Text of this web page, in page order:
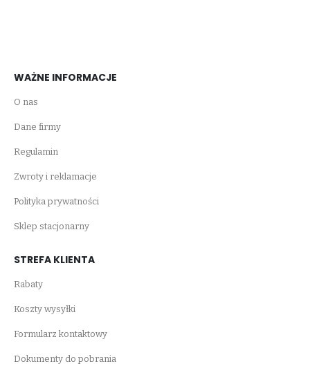
WAŻNE INFORMACJE
O nas
Dane firmy
Regulamin
Zwroty i reklamacje
Polityka prywatności
Sklep stacjonarny
STREFA KLIENTA
Rabaty
Koszty wysyłki
Formularz kontaktowy
Dokumenty do pobrania